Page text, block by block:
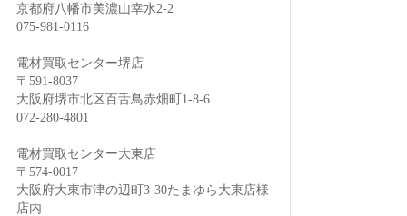
京都府八幡市美濃山幸水2-2
075-981-0116
電材買取センター堺店
〒591-8037
大阪府堺市北区百舌鳥赤畑町1-8-6
072-280-4801
電材買取センター大東店
〒574-0017
大阪府大東市津の辺町3-30たまゆら大東店様
店内